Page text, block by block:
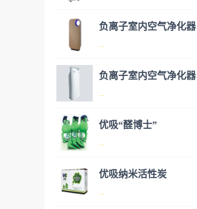
般包括PM2.5、粉尘、花粉、
高空气清洁度的效果。主要功
能：除甲醛/除异味/杀菌应用
所、使用方法：见产品说明手
册
负离子室内空气净化器
...
般包括PM2.5、粉尘、花粉、
高空气清洁度的效果。主要功
能：除甲醛/除异味/杀菌应用
负离子室内空气净化器
...
般包括PM2.5、粉尘、花粉、
优吸“醛博士”
...
优吸纳米活性炭
...